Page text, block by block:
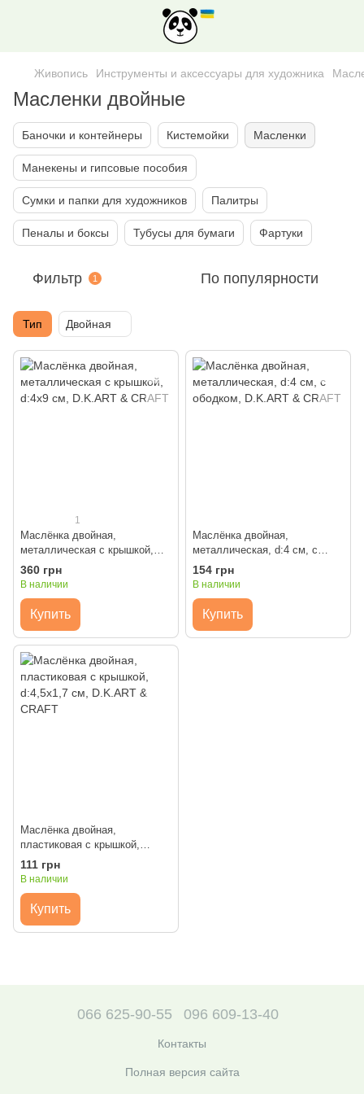
Живопись Инструменты и аксессуары для художника
Масленки двойные
Баночки и контейнеры Кистемойки Масленки
Манекены и гипсовые пособия
Сумки и папки для художников Палитры
Пеналы и боксы Тубусы для бумаги Фартуки
Фильтр 1 По популярности
Тип Двойная
1
Маслёнка двойная,
металлическая с крышкой,
d:4х9 см, D.K.ART & CRAFT
360 грн
В наличии
Купить
Маслёнка двойная,
металлическая, d:4 см, с
ободком, D.K.ART & CRAFT
154 грн
В наличии
Купить
Маслёнка двойная,
пластиковая с крышкой,
d:4,5х1,7 см, D.K.ART &
CRAFT
111 грн
В наличии
Купить
066 625-90-55 096 609-13-40
Контакты
Полная версия сайта